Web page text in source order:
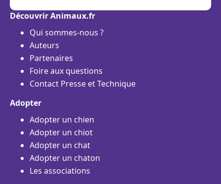
Découvrir Animaux.fr
Qui sommes-nous ?
Auteurs
Partenaires
Foire aux questions
Contact Presse et Technique
Adopter
Adopter un chien
Adopter un chiot
Adopter un chat
Adopter un chaton
Les associations